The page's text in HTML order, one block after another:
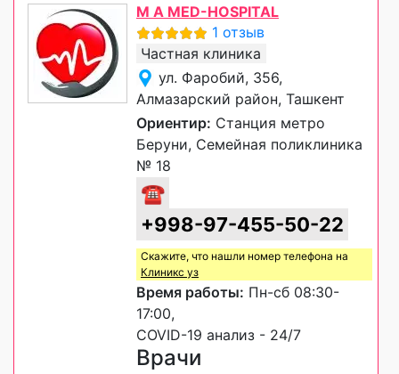
M A MED-HOSPITAL
1 отзыв
Частная клиника
ул. Фаробий, 356,
Алмазарский район, Ташкент
Ориентир: Станция метро
Беруни, Семейная поликлиника
№ 18
☎
+998-97-455-50-22
Скажите, что нашли номер телефона на
Клиникс уз
Время работы: Пн-сб 08:30-
17:00,
COVID-19 анализ - 24/7
Врачи